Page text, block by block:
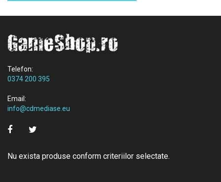
Telefon:
0374 200 395
Email:
info@cdmediase.eu
Nu exista produse conform criteriilor selectate.